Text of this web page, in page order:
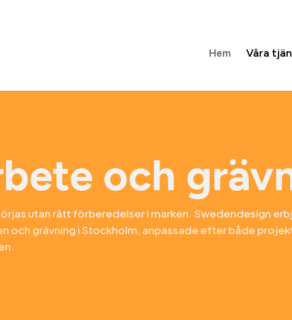
Hem Våra
och
utan rätt förberedelser i marken. Swedendesign
och grävning i Stockholm, anpassade efter både